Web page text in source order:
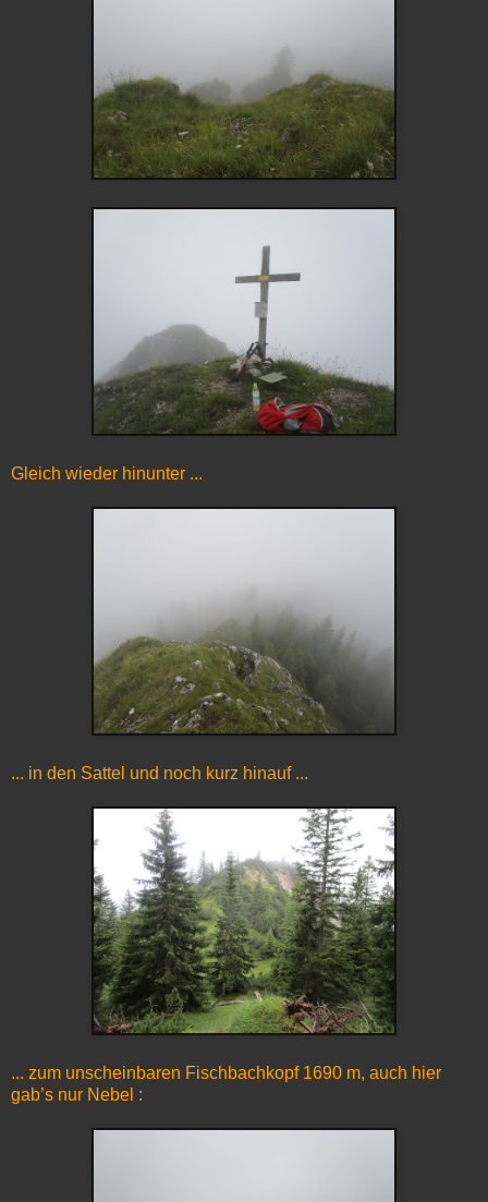
Gleich wieder hinunter ...
... in den Sattel und noch kurz hinauf ...
... zum unscheinbaren Fischbachkopf 1690 m, auch hier
gab’s nur Nebel :